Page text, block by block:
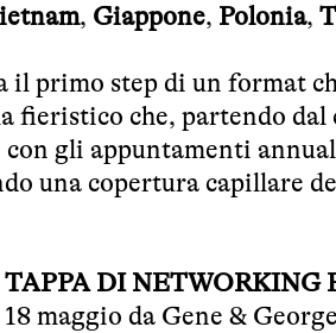
, Giappone, Polonia,
il primo step di un format
fieristico che, partendo
con gli appuntamenti
una copertura capillare
DI NETWORKING
18 maggio da Gene &